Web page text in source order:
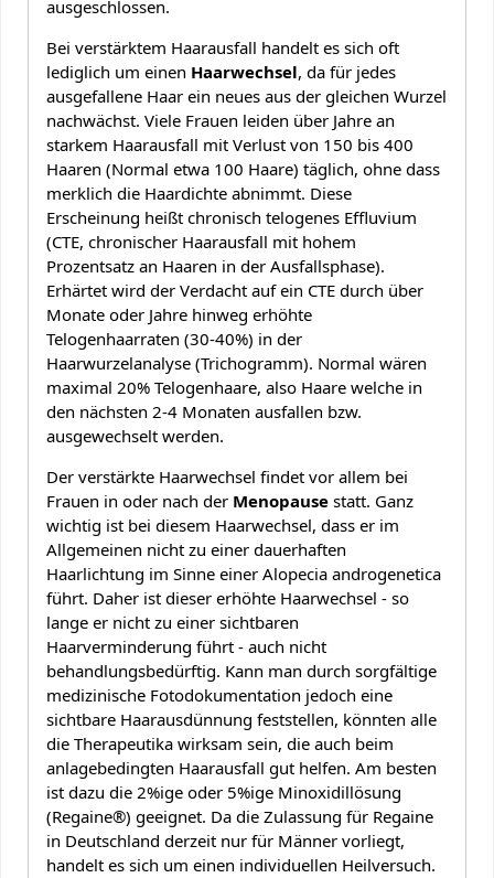
ausgeschlossen.
Bei verstärktem Haarausfall handelt es sich oft
lediglich um einen Haarwechsel, da für jedes
ausgefallene Haar ein neues aus der gleichen Wurzel
nachwächst. Viele Frauen leiden über Jahre an
starkem Haarausfall mit Verlust von 150 bis 400
Haaren (Normal etwa 100 Haare) täglich, ohne dass
merklich die Haardichte abnimmt. Diese
Erscheinung heißt chronisch telogenes Effluvium
(CTE, chronischer Haarausfall mit hohem
Prozentsatz an Haaren in der Ausfallsphase).
Erhärtet wird der Verdacht auf ein CTE durch über
Monate oder Jahre hinweg erhöhte
Telogenhaarraten (30-40%) in der
Haarwurzelanalyse (Trichogramm). Normal wären
maximal 20% Telogenhaare, also Haare welche in
den nächsten 2-4 Monaten ausfallen bzw.
ausgewechselt werden.
Der verstärkte Haarwechsel findet vor allem bei
Frauen in oder nach der Menopause statt. Ganz
wichtig ist bei diesem Haarwechsel, dass er im
Allgemeinen nicht zu einer dauerhaften
Haarlichtung im Sinne einer Alopecia androgenetica
führt. Daher ist dieser erhöhte Haarwechsel - so
lange er nicht zu einer sichtbaren
Haarverminderung führt - auch nicht
behandlungsbedürftig. Kann man durch sorgfältige
medizinische Fotodokumentation jedoch eine
sichtbare Haarausdünnung feststellen, könnten alle
die Therapeutika wirksam sein, die auch beim
anlagebedingten Haarausfall gut helfen. Am besten
ist dazu die 2%ige oder 5%ige Minoxidillösung
(Regaine®) geeignet. Da die Zulassung für Regaine
in Deutschland derzeit nur für Männer vorliegt,
handelt es sich um einen individuellen Heilversuch.